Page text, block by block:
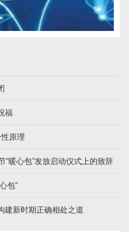
福
原理
“暖心包”发放启动仪式上的致辞
包”
建新时期正确相处之道